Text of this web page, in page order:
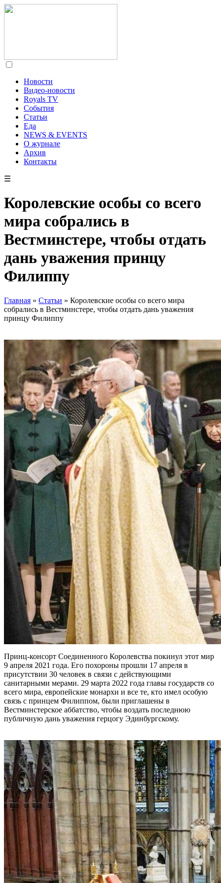
Новости
Видео-новости
Royals TV
События
Статьи
Еда
NEWS & EVENTS
О журнале
Архив
Контакты
☰
Королевские особы со всего
мира собрались в
Вестминстере, чтобы отдать
дань уважения принцу
Филиппу
Главная » Статьи » Королевские особы со всего мира
собрались в Вестминстере, чтобы отдать дань уважения
принцу Филиппу
Принц-консорт Соединенного Королевства покинул этот мир
9 апреля 2021 года. Его похороны прошли 17 апреля в
присутствии 30 человек в связи с действующими
санитарными мерами. 29 марта 2022 года главы государств со
всего мира, европейские монархи и все те, кто имел особую
связь с принцем Филиппом, были приглашены в
Вестминстерское аббатство, чтобы воздать последнюю
публичную дань уважения герцогу Эдинбургскому.